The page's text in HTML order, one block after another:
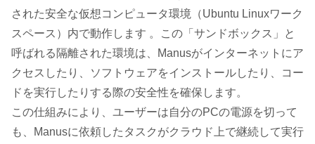
された安全な仮想コンピュータ環境（Ubuntu Linuxワーク
スペース）内で動作します 。この「サンドボックス」と
呼ばれる隔離された環境は、Manusがインターネットにア
クセスしたり、ソフトウェアをインストールしたり、コー
ドを実行したりする際の安全性を確保します。
この仕組みにより、ユーザーは自分のPCの電源を切って
も、Manusに依頼したタスクがクラウド上で継続して実行